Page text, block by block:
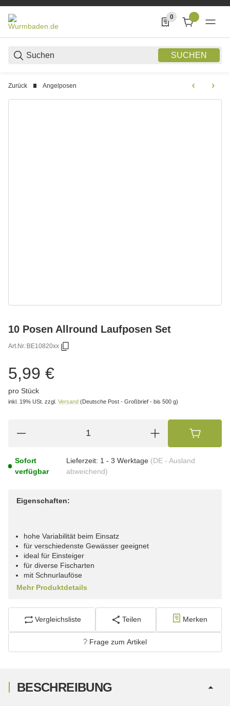
SUCHEN
0
0 Produkte in der
Zurück Angelposen
10 Posen Allround Laufposen Set
Art.Nr.:BE10820xx
5,99 €
pro Stück
inkl. 19% USt. zzgl. Versand (Deutsche Post - Großbrief - bis 500 g)
Sofort
verfügbar
Lieferzeit: 1 - 3 Werktage (DE - Ausland
abweichend)
Eigenschaften:
hohe Variabilität beim Einsatz
für verschiedenste Gewässer geeignet
ideal für Einsteiger
für diverse Fischarten
mit Schnurlauföse
Mehr Produktdetails
Vergleichsliste Teilen Merken
Frage zum Artikel
BESCHREIBUNG